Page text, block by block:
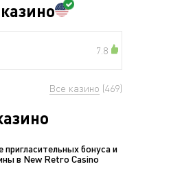
7.8
Все казино (469)
пригласительных бонуса и
в New Retro Casino